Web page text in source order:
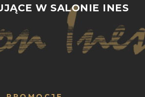
W SALONIE INES